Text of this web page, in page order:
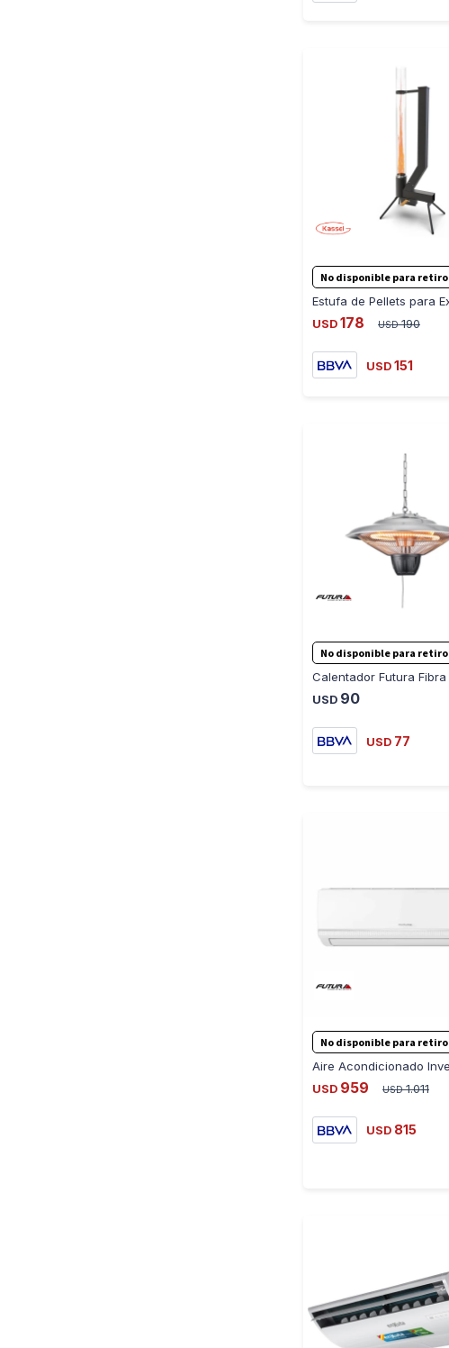
No disponible para retiro
USD 178 USD 190
USD 151
No disponible para retiro
USD 90
USD 77
No disponible para retiro
USD 959 USD 1.011
USD 815